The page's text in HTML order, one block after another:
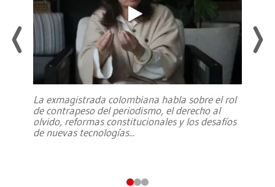
La exmagistrada colombiana habla sobre el rol
de contrapeso del periodismo, el derecho al
olvido, reformas constitucionales y los desafíos
de nuevas tecnologías...